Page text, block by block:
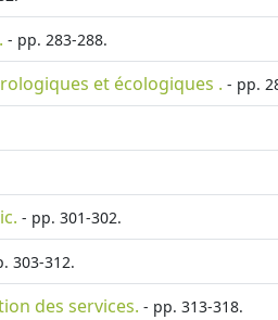
- pp. 283-288.
et écologiques . - pp.
- pp. 301-302.
303-312.
des services. - pp. 313-318.